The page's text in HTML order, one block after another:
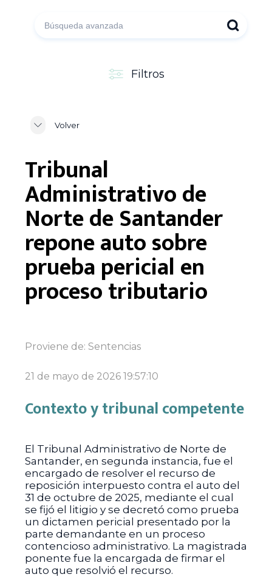
Filtros
Volver
Tribunal
Administrativo de
Norte de Santander
repone auto sobre
prueba pericial en
proceso tributario
Proviene de: Sentencias
21 de mayo de 2026 19:57:10
Contexto y tribunal competente
El Tribunal Administrativo de Norte de
Santander, en segunda instancia, fue el
encargado de resolver el recurso de
reposición interpuesto contra el auto del
31 de octubre de 2025, mediante el cual
se fijó el litigio y se decretó como prueba
un dictamen pericial presentado por la
parte demandante en un proceso
contencioso administrativo. La magistrada
ponente fue la encargada de firmar el
auto que resolvió el recurso.